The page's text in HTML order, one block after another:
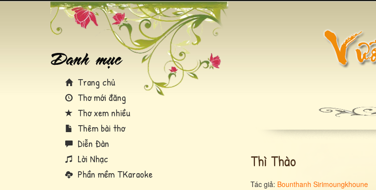
Trang chủ
Thơ mới đăng
Thơ xem nhiều
Thêm bài thơ
Diễn Đàn
Lời Nhạc
Phần mềm TKaraoke
Thì Thào
Tác giả: Bounthanh Sirimoungkhoune